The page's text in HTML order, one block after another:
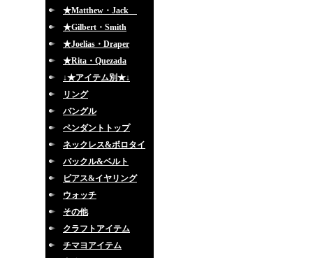
★Matthew・Jack
★Gilbert・Smith
★Joelias・Draper
★Rita・Quezada
↓★アイテム別★↓
リング
バングル
ペンダントトップ
ネックレス&ボロタイ
バックル&ベルト
ピアス&イヤリング
ウォッチ
その他
クラフトアイテム
チマヨアイテム